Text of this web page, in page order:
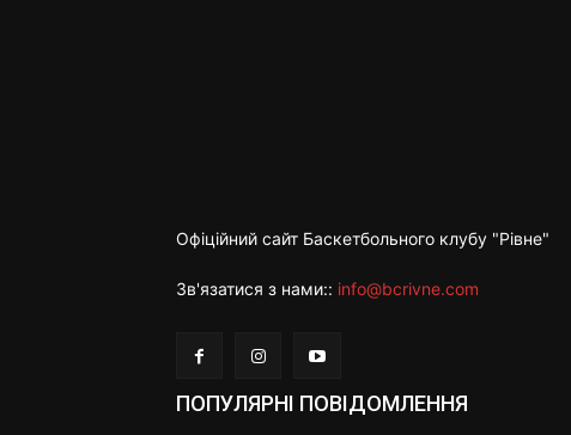
Офіційний сайт Баскетбольного клубу "Рівне"
Зв'язатися з нами:: info@bcrivne.com
ПОПУЛЯРНІ ПОВІДОМЛЕННЯ